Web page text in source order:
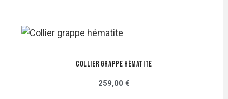
Collier Grappe Hématite
259,00 €